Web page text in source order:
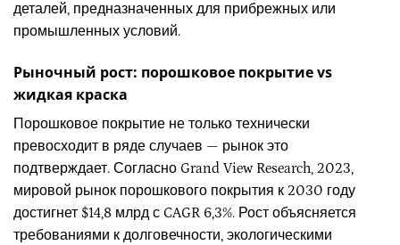
деталей, предназначенных для прибрежных или
промышленных условий.
Рыночный рост: порошковое покрытие vs
жидкая краска
Порошковое покрытие не только технически
превосходит в ряде случаев — рынок это
подтверждает. Согласно Grand View Research, 2023,
мировой рынок порошкового покрытия к 2030 году
достигнет $14,8 млрд с CAGR 6,3%. Рост объясняется
требованиями к долговечности, экологическими